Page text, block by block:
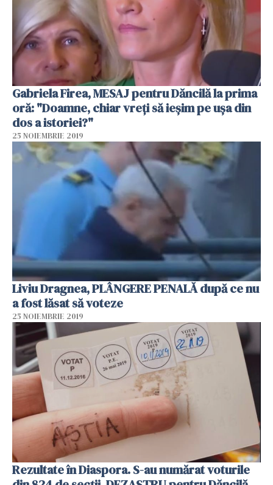
Gabriela Firea, MESAJ pentru Dăncilă la prima
oră: "Doamne, chiar vreți să ieșim pe ușa din
dos a istoriei?"
25 NOIEMBRIE 2019
Liviu Dragnea, PLÂNGERE PENALĂ după ce nu
a fost lăsat să voteze
25 NOIEMBRIE 2019
Rezultate în Diaspora. S-au numărat voturile